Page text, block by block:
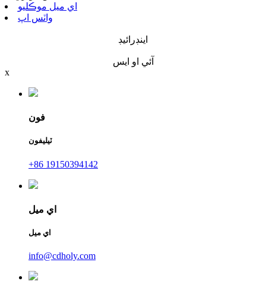
اي ميل موڪليو
واٽس اپ
اينڊرائيڊ
آئي او ايس
x
فون
ٽيليفون
+86 19150394142
اي ميل
اي ميل
info@cdholy.com